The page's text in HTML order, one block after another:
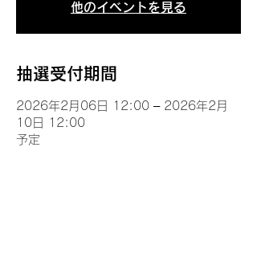
他のイベントを見る
抽選受付期間
2026年2月06日 12:00 – 2026年2月
10日 12:00
予定